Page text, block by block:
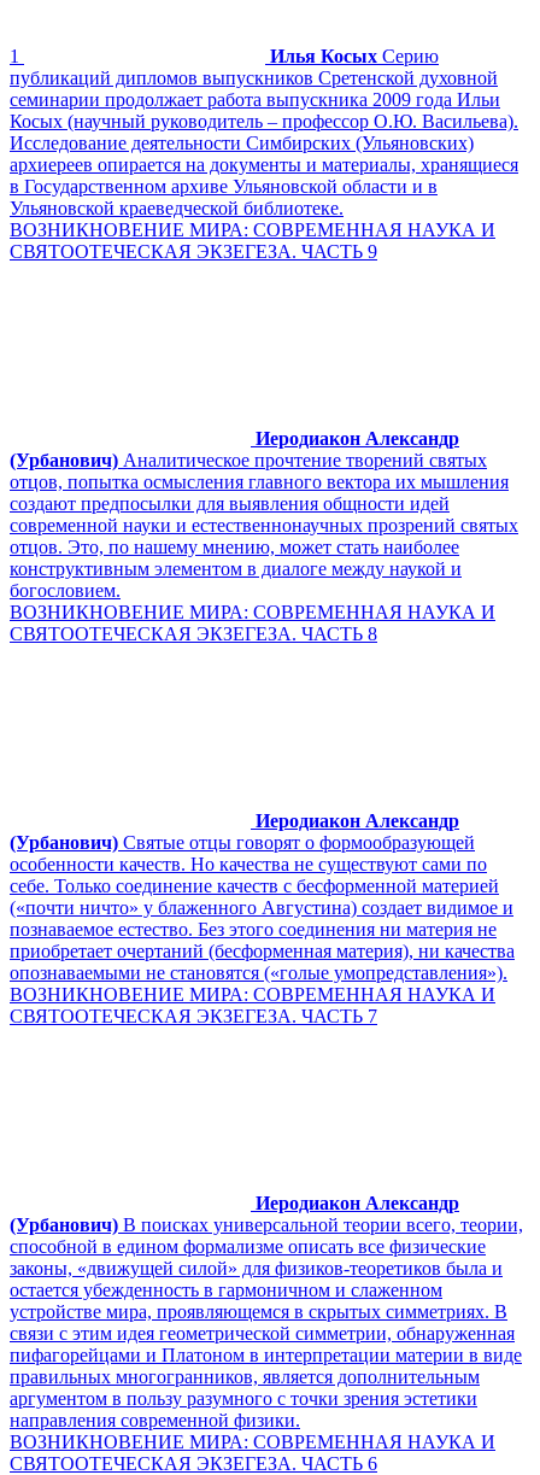
1 Илья Косых Серию
публикаций дипломов выпускников Сретенской духовной
семинарии продолжает работа выпускника 2009 года Ильи
Косых (научный руководитель – профессор О.Ю. Васильева).
Исследование деятельности Симбирских (Ульяновских)
архиереев опирается на документы и материалы, хранящиеся
в Государственном архиве Ульяновской области и в
Ульяновской краеведческой библиотеке.
ВОЗНИКНОВЕНИЕ МИРА: СОВРЕМЕННАЯ НАУКА И
СВЯТООТЕЧЕСКАЯ ЭКЗЕГЕЗА. ЧАСТЬ 9
Иеродиакон Александр
(Урбанович) Аналитическое прочтение творений святых
отцов, попытка осмысления главного вектора их мышления
создают предпосылки для выявления общности идей
современной науки и естественнонаучных прозрений святых
отцов. Это, по нашему мнению, может стать наиболее
конструктивным элементом в диалоге между наукой и
богословием.
ВОЗНИКНОВЕНИЕ МИРА: СОВРЕМЕННАЯ НАУКА И
СВЯТООТЕЧЕСКАЯ ЭКЗЕГЕЗА. ЧАСТЬ 8
Иеродиакон Александр
(Урбанович) Святые отцы говорят о формообразующей
особенности качеств. Но качества не существуют сами по
себе. Только соединение качеств с бесформенной материей
(«почти ничто» у блаженного Августина) создает видимое и
познаваемое естество. Без этого соединения ни материя не
приобретает очертаний (бесформенная материя), ни качества
опознаваемыми не становятся («голые умопредставления»).
ВОЗНИКНОВЕНИЕ МИРА: СОВРЕМЕННАЯ НАУКА И
СВЯТООТЕЧЕСКАЯ ЭКЗЕГЕЗА. ЧАСТЬ 7
Иеродиакон Александр
(Урбанович) В поисках универсальной теории всего, теории,
способной в едином формализме описать все физические
законы, «движущей силой» для физиков-теоретиков была и
остается убежденность в гармоничном и слаженном
устройстве мира, проявляющемся в скрытых симметриях. В
связи с этим идея геометрической симметрии, обнаруженная
пифагорейцами и Платоном в интерпретации материи в виде
правильных многогранников, является дополнительным
аргументом в пользу разумного с точки зрения эстетики
направления современной физики.
ВОЗНИКНОВЕНИЕ МИРА: СОВРЕМЕННАЯ НАУКА И
СВЯТООТЕЧЕСКАЯ ЭКЗЕГЕЗА. ЧАСТЬ 6